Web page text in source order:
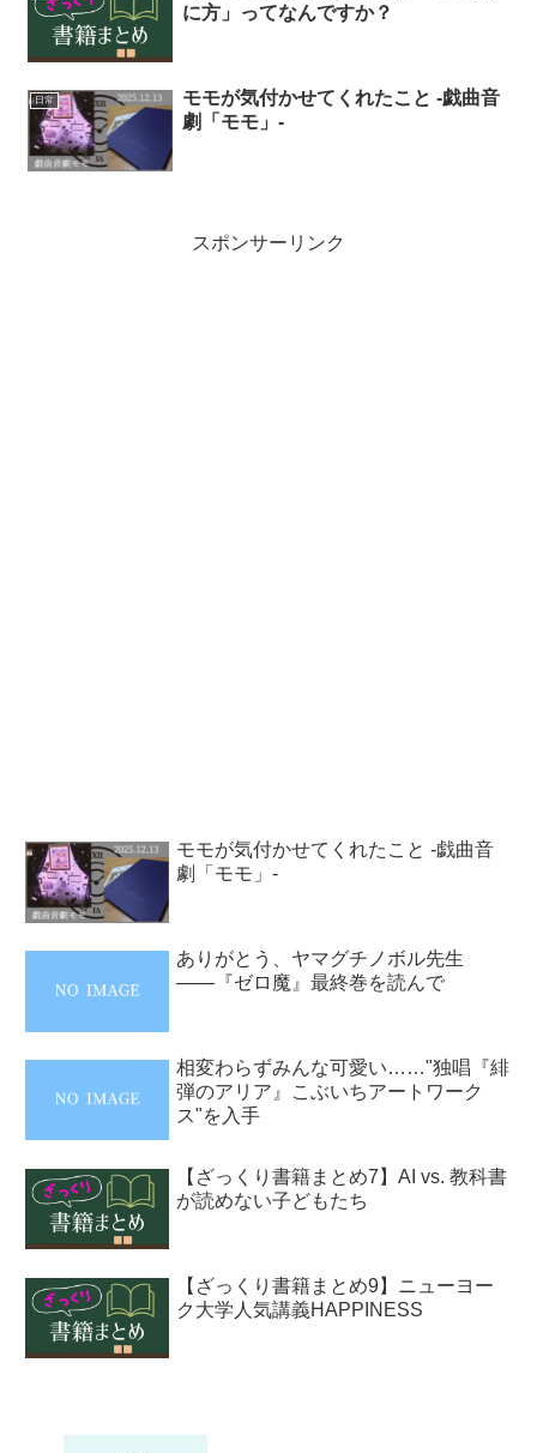
に方」ってなんですか？
日常
モモが気付かせてくれたこと -戯曲音
劇「モモ」-
スポンサーリンク
モモが気付かせてくれたこと -戯曲音
劇「モモ」-
ありがとう、ヤマグチノボル先生
――『ゼロ魔』最終巻を読んで
相変わらずみんな可愛い……"独唱『緋
弾のアリア』こぶいちアートワーク
ス"を入手
【ざっくり書籍まとめ7】AI vs. 教科書
が読めない子どもたち
【ざっくり書籍まとめ9】ニューヨー
ク大学人気講義HAPPINESS